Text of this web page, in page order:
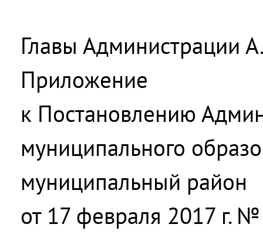
Главы Администрации
Приложение
к Постановлению
муниципального
муниципальный район
от 17 февраля 2017 г.